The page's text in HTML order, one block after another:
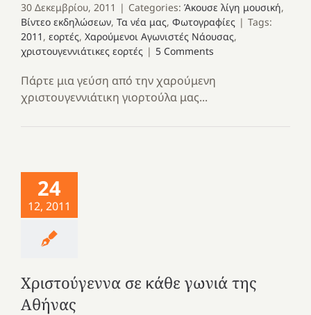
30 Δεκεμβρίου, 2011 | Categories: Άκουσε λίγη μουσική,
Βίντεο εκδηλώσεων, Τα νέα μας, Φωτογραφίες | Tags:
2011 , εορτές, Χαρούμενοι Αγωνιστές Νάουσας,
χριστουγεννιάτικες εορτές | 5 Comments
Πάρτε μια γεύση από την χαρούμενη
χριστουγεννιάτικη γιορτούλα μας...
24
12, 2011
Χριστούγεννα σε κάθε γωνιά της
Αθήνας